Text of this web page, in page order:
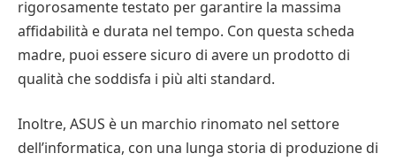
rigorosamente testato per garantire la massima
affidabilità e durata nel tempo. Con questa scheda
madre, puoi essere sicuro di avere un prodotto di
qualità che soddisfa i più alti standard.
Inoltre, ASUS è un marchio rinomato nel settore
dell’informatica, con una lunga storia di produzione di